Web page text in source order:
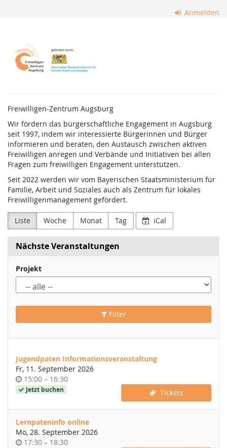
Anmelden
Freiwilligenzentrum
Augsburg
Freiwilligen-Zentrum Augsburg
Wir fördern das bürgerschaftliche Engagement in Augsburg
seit 1997, indem wir interessierte Bürgerinnen und Bürger
informieren und beraten, den Austausch zwischen aktiven
Freiwilligen anregen und Verbände und Initiativen bei allen
Fragen zum freiwilligen Engagement unterstützen.
Seit 2022 werden wir vom Bayerischen Staatsministerium für
Familie, Arbeit und Soziales auch als Zentrum für lokales
Freiwilligenmanagement gefördert.
Liste Woche Monat Tag iCal
Nächste Veranstaltungen
Projekt
Filter
Jugendpaten Informationsveranstaltung
Fr, 11. September 2026
Uhrzeit
15:00 –bis
16:30
Jetzt buchen Tickets
Lernpateninfo online
Mo, 28. September 2026
Uhrzeit
17:30 –bis
18:30